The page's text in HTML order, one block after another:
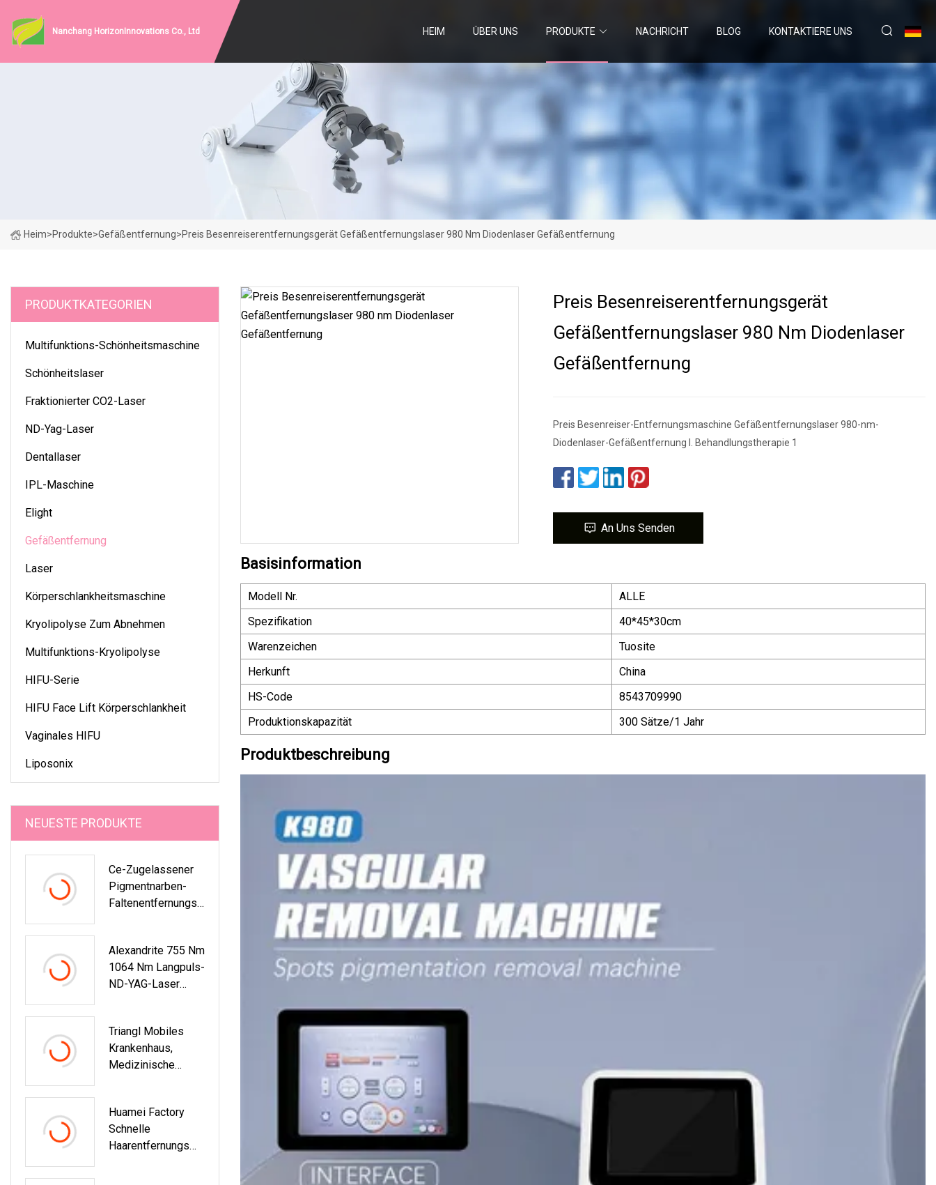
Nanchang HorizonInnovations Co., Ltd HEIM ÜBER UNS PRODUKTE NACHRICHT BLOG KONTAKTIERE UNS
Heim>Produkte>Gefäßentfernung>Preis Besenreiserentfernungsgerät Gefäßentfernungslaser 980 Nm Diodenlaser Gefäßentfernung
PRODUKTKATEGORIEN
Multifunktions-Schönheitsmaschine
Schönheitslaser
Fraktionierter CO2-Laser
ND-Yag-Laser
Dentallaser
IPL-Maschine
Elight
Gefäßentfernung
Laser
Körperschlankheitsmaschine
Kryolipolyse Zum Abnehmen
Multifunktions-Kryolipolyse
HIFU-Serie
HIFU Face Lift Körperschlankheit
Vaginales HIFU
Liposonix
NEUESTE PRODUKTE
Ce-Zugelassener
Pigmentnarben-
Faltenentfernungs-
Schönheitsausrüstu
Ng Fraktionierter
CO2-Laser
Alexandrite 755 Nm
1064 Nm Langpuls-
ND-YAG-Laser
Haarentfernung
Triangl Mobiles
Krankenhaus,
Medizinische
Chirurgische
Elektrische
Fettabsaugungsein
Huamei Factory
Schnelle
Haarentfernungsma
Preis Besenreiserentfernungsgerät
Gefäßentfernungslaser 980 Nm Diodenlaser
Gefäßentfernung
Preis Besenreiser-Entfernungsmaschine Gefäßentfernungslaser 980-nm-
Diodenlaser-Gefäßentfernung I. Behandlungstherapie 1
An Uns Senden
Basisinformation
Modell Nr.
ALLE
Spezifikation
40*45*30cm
Warenzeichen
Tuosite
Herkunft
China
HS-Code
8543709990
Produktionskapazität
300 Sätze/1 Jahr
Produktbeschreibung